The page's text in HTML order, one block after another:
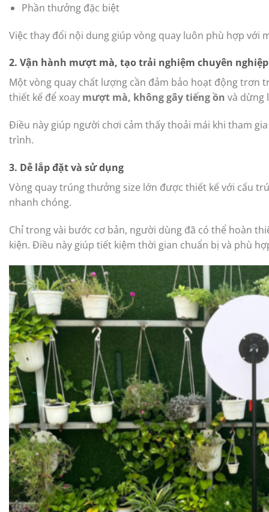
Phần thưởng đặc biệt
Việc thay đổi nội dung giúp vòng quay luôn phù hợp
2. Vận hành mượt mà, tạo trải nghiệm chuyên nghiệp
Một vòng quay chất lượng cần đảm bảo hoạt động trơn
thiết kế để xoay mượt mà, không gây tiếng ồn và dừng
Điều này giúp người chơi cảm thấy thoải mái khi tham
trình.
3. Dễ lắp đặt và sử dụng
Vòng quay trúng thưởng size lớn được thiết kế với cấu
nhanh chóng.
Chỉ trong vài bước cơ bản, người dùng đã có thể hoàn
kiện. Điều này giúp tiết kiệm thời gian chuẩn bị và phù